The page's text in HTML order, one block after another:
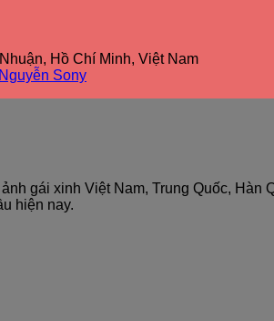
Hồ Chí Minh, Việt Nam
Sony
gái xinh Việt Nam, Trung Quốc,
hiện nay.